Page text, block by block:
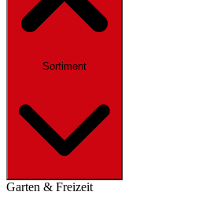
Sortiment
Garten & Freizeit